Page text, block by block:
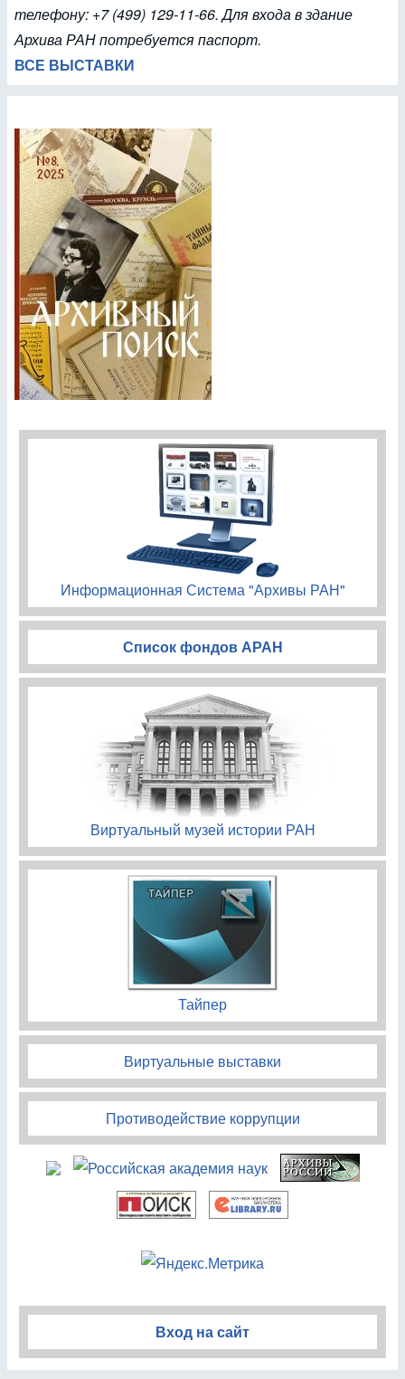
телефону: +7 (499) 129-11-66. Для входа в здание
Архива РАН потребуется паспорт.
ВСЕ ВЫСТАВКИ
Информационная Система "Архивы РАН"
Список фондов АРАН
Виртуальный музей истории РАН
Тайпер
Виртуальные выставки
Противодействие коррупции
Вход на сайт